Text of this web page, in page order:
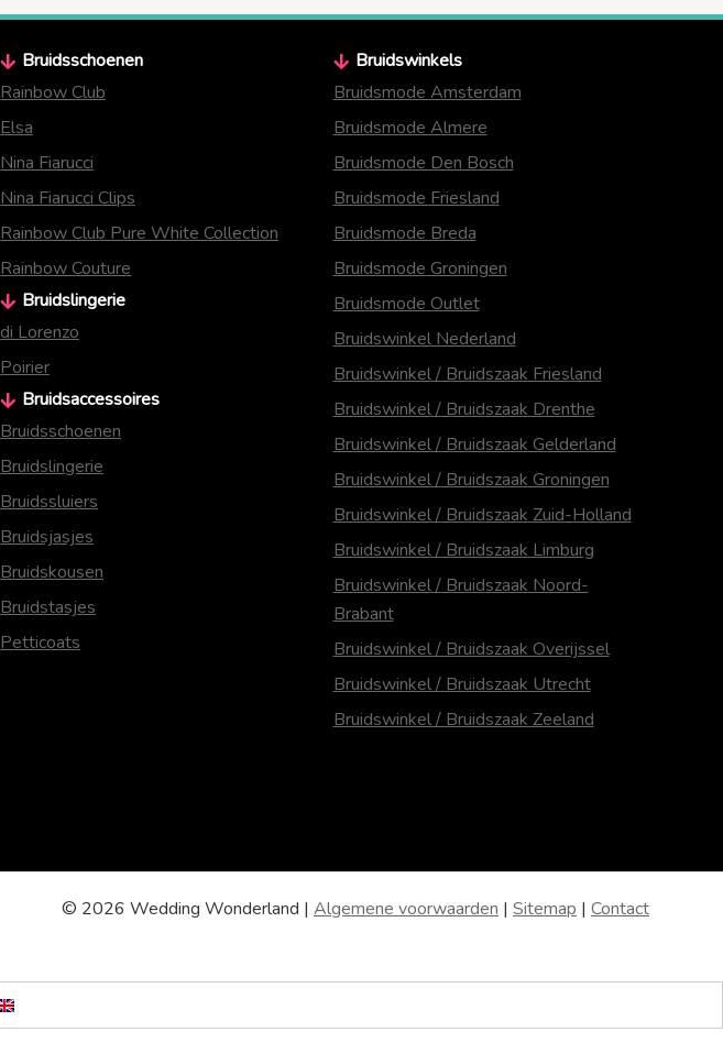
Bruidsschoenen
Rainbow Club
Elsa
Nina Fiarucci
Nina Fiarucci Clips
Rainbow Club Pure White Collection
Rainbow Couture
Bruidslingerie
di Lorenzo
Poirier
Bruidsaccessoires
Bruidsschoenen
Bruidslingerie
Bruidssluiers
Bruidsjasjes
Bruidskousen
Bruidstasjes
Petticoats
Bruidswinkels
Bruidsmode Amsterdam
Bruidsmode Almere
Bruidsmode Den Bosch
Bruidsmode Friesland
Bruidsmode Breda
Bruidsmode Groningen
Bruidsmode Outlet
Bruidswinkel Nederland
Bruidswinkel / Bruidszaak Friesland
Bruidswinkel / Bruidszaak Drenthe
Bruidswinkel / Bruidszaak Gelderland
Bruidswinkel / Bruidszaak Groningen
Bruidswinkel / Bruidszaak Zuid-Holland
Bruidswinkel / Bruidszaak Limburg
Bruidswinkel / Bruidszaak Noord-
Brabant
Bruidswinkel / Bruidszaak Overijssel
Bruidswinkel / Bruidszaak Utrecht
Bruidswinkel / Bruidszaak Zeeland
© 2026 Wedding Wonderland | Algemene voorwaarden | Sitemap | Contact